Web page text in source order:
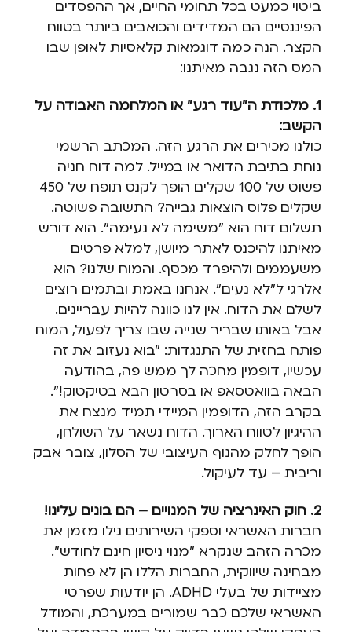
ביטוי כמעט בכל תחומי החיים, אך ההפסדים
הפיננסיים הם המדידים והכואבים ביותר בטווח
הקצר. הנה כמה דוגמאות קלאסיות לאופן שבו
המס הזה נגבה מאיתנו:
1. מלכודת ה"עוד רגע" או המלחמה האבודה על
הקשב:
כולנו מכירים את הרגע הזה. המכתב הרשמי
נוחת בתיבת הדואר או במייל. למה דוח חניה
פשוט של 100 שקלים הופך לקנס תופח של 450
שקלים פלוס הוצאות גבייה? התשובה פשוטה.
תשלום דוח הוא "משימה לא נעימה". הוא דורש
מאיתנו להיכנס לאתר מיושן, למלא פרטים
משעממים ולהיפרד מכסף. והמוח שלנו? הוא
אלרגי ל"לא נעים". אנחנו באמת ובתמים רוצים
לשלם את הדוח. אין לנו כוונה להיות עבריינים.
אבל באותו שבריר שנייה שבו צריך לפעול, המוח
פותח בחזית של התנגדות: "בוא נעזוב את זה
עכשיו, דופמין מחכה לך ממש פה, בהודעה
הבאה בוואטסאפ או בסרטון הבא בטיקטוק!".
בקרב הזה, הדופמין המיידי תמיד מנצח את
ההיגיון לטווח הארוך. הדוח נשאר על השולחן,
הופך לחלק מהנוף העיצובי של הסלון, צובר אבק
וריבית – עד לעיקול.
2. חוק האינרציה של המנויים – הם בונים עלינו!
חברות האשראי וספקי השירותים גילו מזמן את
מכרה הזהב שנקרא "מנוי ניסיון חינם לחודש".
מבחינה שיווקית, החברות הללו הן לא פחות
מציידות של בעלי ADHD. הן יודעות שפרטי
האשראי שלכם כבר שמורים במערכת, והמודל